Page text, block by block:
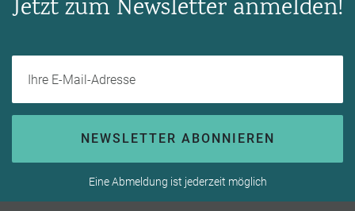
Jetzt zum Newsletter anmelden!
NEWSLETTER ABONNIEREN
Eine Abmeldung ist jederzeit möglich